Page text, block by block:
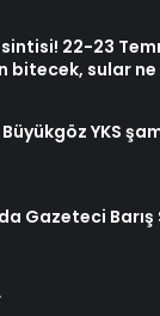
22-23
bitecek, sular
YKS
Gazeteci Barış